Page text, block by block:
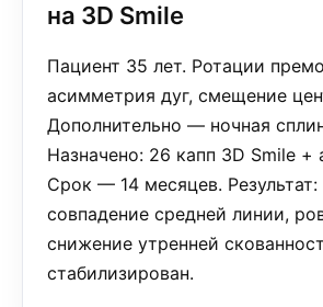
на 3D Smile
Пациент 35 лет. Ротации
асимметрия дуг, смещение
Дополнительно — ночная
Назначено: 26 капп 3D Smile +
Срок — 14 месяцев. Результат:
совпадение средней линии,
снижение утренней
стабилизирован.